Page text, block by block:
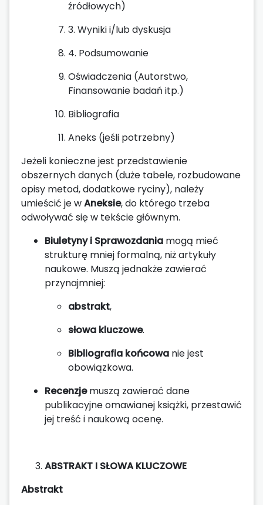
źródłowych)
3. Wyniki i/lub dyskusja
4. Podsumowanie
Oświadczenia (Autorstwo,
Finansowanie badań itp.)
Bibliografia
Aneks (jeśli potrzebny)
Jeżeli konieczne jest przedstawienie
obszernych danych (duże tabele, rozbudowane
opisy metod, dodatkowe ryciny), należy
umieścić je wAneksie, do którego trzeba
odwoływać się w tekście głównym.
Biuletyny i Sprawozdania mogą mieć
strukturę mniej formalną, niż artykuły
naukowe. Muszą jednakże zawierać
przynajmniej:
abstrakt,
słowa kluczowe.
Bibliografia końcowa nie jest
obowiązkowa.
Recenzjemuszą zawierać dane
publikacyjne omawianej książki, przestawić
jej treść i naukową ocenę.
ABSTRAKT I SŁOWA KLUCZOWE
Abstrakt